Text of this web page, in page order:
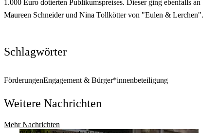
1.000 Euro dotierten Publikumspreises. Dieser ging ebenfalls an
Maureen Schneider und Nina Tollkötter von "Eulen & Lerchen".
Schlagwörter
FörderungenEngagement & Bürger*innenbeteiligung
Weitere Nachrichten
Mehr Nachrichten